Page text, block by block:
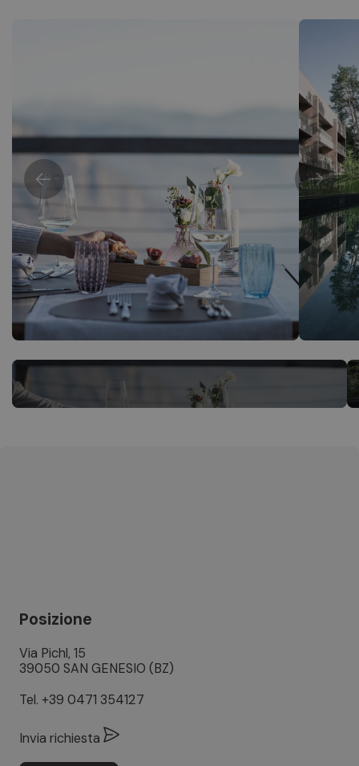
Posizione
Via Pichl, 15
39050 SAN GENESIO (BZ)
Tel. +39 0471 354127
Invia richiesta